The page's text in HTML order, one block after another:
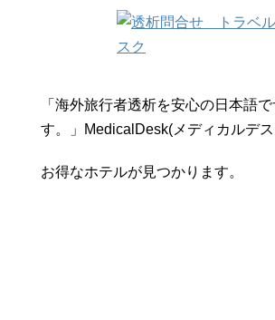
「海外旅行者透析を安心の日本語
す。」MedicalDesk(メディカルデ
お得なホテルが見つかります。